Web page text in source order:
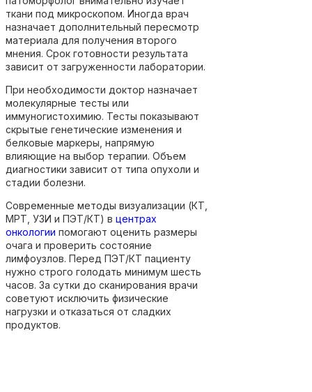
ткани под микроскопом. Иногда врач
назначает дополнительный пересмотр
материала для получения второго
мнения. Срок готовности результата
зависит от загруженности лаборатории.
При необходимости доктор назначает
молекулярные тесты или
иммуногистохимию. Тесты показывают
скрытые генетические изменения и
белковые маркеры, напрямую
влияющие на выбор терапии. Объем
диагностики зависит от типа опухоли и
стадии болезни.
Современные методы визуализации (КТ,
МРТ, УЗИ и ПЭТ/КТ) в центрах
онкологии помогают оценить размеры
очага и проверить состояние
лимфоузлов. Перед ПЭТ/КТ пациенту
нужно строго голодать минимум шесть
часов. За сутки до сканирования врачи
советуют исключить физические
нагрузки и отказаться от сладких
продуктов.